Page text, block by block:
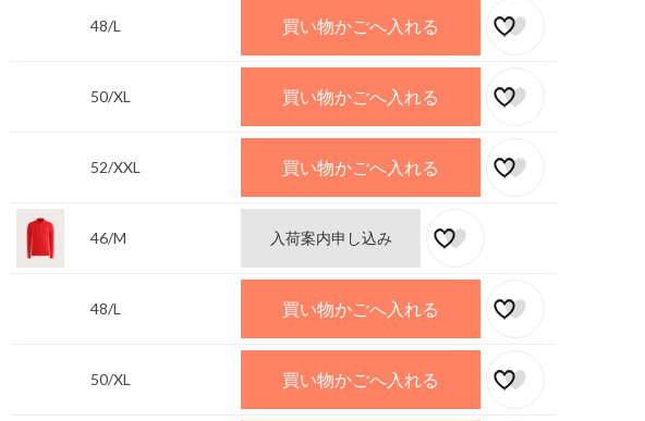
48/L 買い物かごへ入れる
50/XL 買い物かごへ入れる
52/XXL 買い物かごへ入れる
46/M 入荷案内申し込み
48/L 買い物かごへ入れる
50/XL 買い物かごへ入れる